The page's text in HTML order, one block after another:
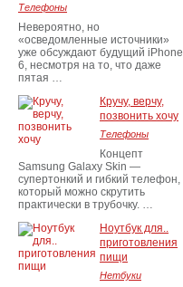
Телефоны
Невероятно, но
«осведомленные источники»
уже обсуждают будущий iPhone
6, несмотря на то, что даже
пятая …
Кручу, верчу,
позвонить хочу
Телефоны
Концепт
Samsung Galaxy Skin —
супертонкий и гибкий телефон,
который можно скрутить
практически в трубочку. …
Ноутбук для..
приготовления
пищи
Нетбуки